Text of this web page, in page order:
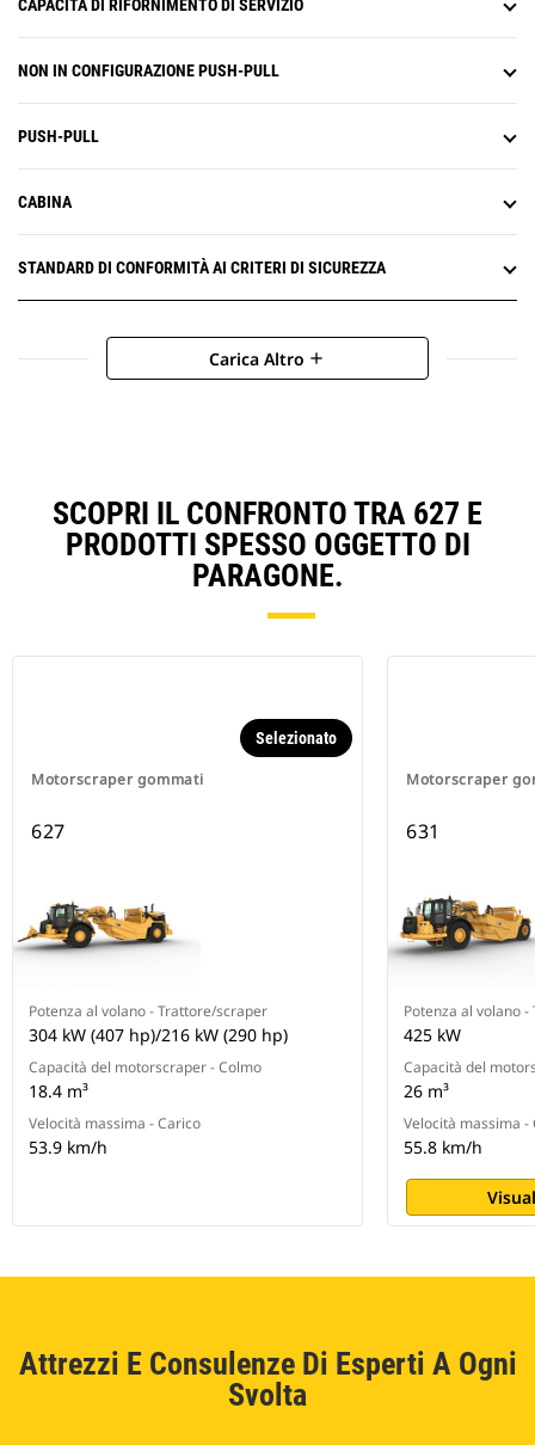
CAPACITÀ DI RIFORNIMENTO DI SERVIZIO
NON IN CONFIGURAZIONE PUSH-PULL
PUSH-PULL
CABINA
STANDARD DI CONFORMITÀ AI CRITERI DI SICUREZZA
Carica Altro add
SCOPRI IL CONFRONTO TRA 627 E
PRODOTTI SPESSO OGGETTO DI
PARAGONE.
Motorscraper gommati
Selezionato
627
Potenza al volano - Trattore/scraper
304 kW (407 hp)/216 kW (290 hp)
Capacità del motorscraper - Colmo
18.4 m³
Velocità massima - Carico
53.9 km/h
Motorscraper
631
Potenza al volano
425 kW
Capacità del
26 m³
Velocità massima -
55.8 km/h
Attrezzi E Consulenze Di Esperti A Ogni
Svolta